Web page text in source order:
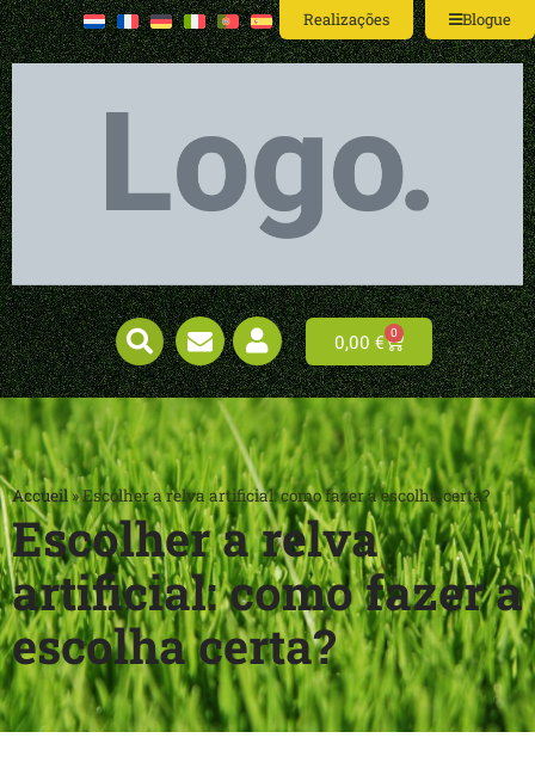
Realizações Blogue
0,00 € 0
Accueil»Escolher a relva artificial: como fazer a escolha certa?
Escolher a relva
artificial: como fazer a
escolha certa?